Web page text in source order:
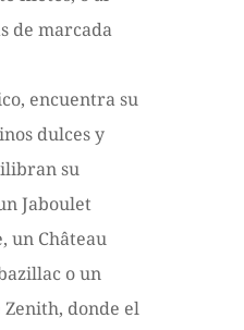
de marcada
encuentra su
dulces y
su
Jaboulet
un Château
o un
Zenith, donde el